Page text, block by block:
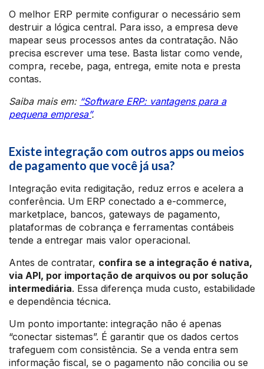
O melhor ERP permite configurar o necessário sem
destruir a lógica central. Para isso, a empresa deve
mapear seus processos antes da contratação. Não
precisa escrever uma tese. Basta listar como vende,
compra, recebe, paga, entrega, emite nota e presta
contas.
Saiba mais em: “Software ERP: vantagens para a
pequena empresa”.
Existe integração com outros apps ou meios
de pagamento que você já usa?
Integração evita redigitação, reduz erros e acelera a
conferência. Um ERP conectado a e-commerce,
marketplace, bancos, gateways de pagamento,
plataformas de cobrança e ferramentas contábeis
tende a entregar mais valor operacional.
Antes de contratar, confira se a integração é nativa,
via API, por importação de arquivos ou por solução
intermediária. Essa diferença muda custo, estabilidade
e dependência técnica.
Um ponto importante: integração não é apenas
“conectar sistemas”. É garantir que os dados certos
trafeguem com consistência. Se a venda entra sem
informação fiscal, se o pagamento não concilia ou se